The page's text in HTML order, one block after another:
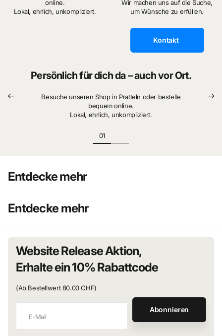
Perfekt für Sammler und Retro-Fans
Der Pantasy 85039 ist ein echtes Statement-Piece für alle,
die die Ästhetik der 80er lieben. Ob als Geschenk,
Sammlerstück oder stylische Deko – dieses Modell bringt
online.
Lokal, ehrlich, unkompliziert.
Wir machen uns auf die Suche,
um Wünsche zu erfüllen.
Kontakt
Persönlich für dich da – auch vor Ort.
Besuche unseren Shop in Pratteln oder bestelle
bequem online.
Lokal, ehrlich, unkompliziert.
Entdecke mehr
Entdecke mehr
Website Release Aktion,
Erhalte ein 10% Rabattcode
(Ab Bestellwert 80.00 CHF)
Abonnieren